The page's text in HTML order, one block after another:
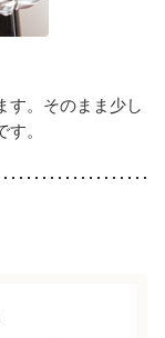
す。そのまま少し
。